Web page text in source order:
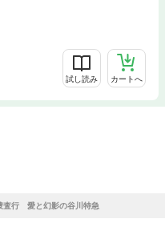
試し読み カートへ
査行 愛と幻影の谷川特急